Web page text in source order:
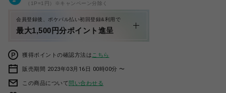
（1P=1円）※キャンペーン分除く
会員登録後、ポケパル払い初回登録&利用で
最大1,500円分ポイント進呈
獲得ポイントの確認方法は こちら
販売期間 2023年03月16日 00時00分 〜
この商品について問い合わせる